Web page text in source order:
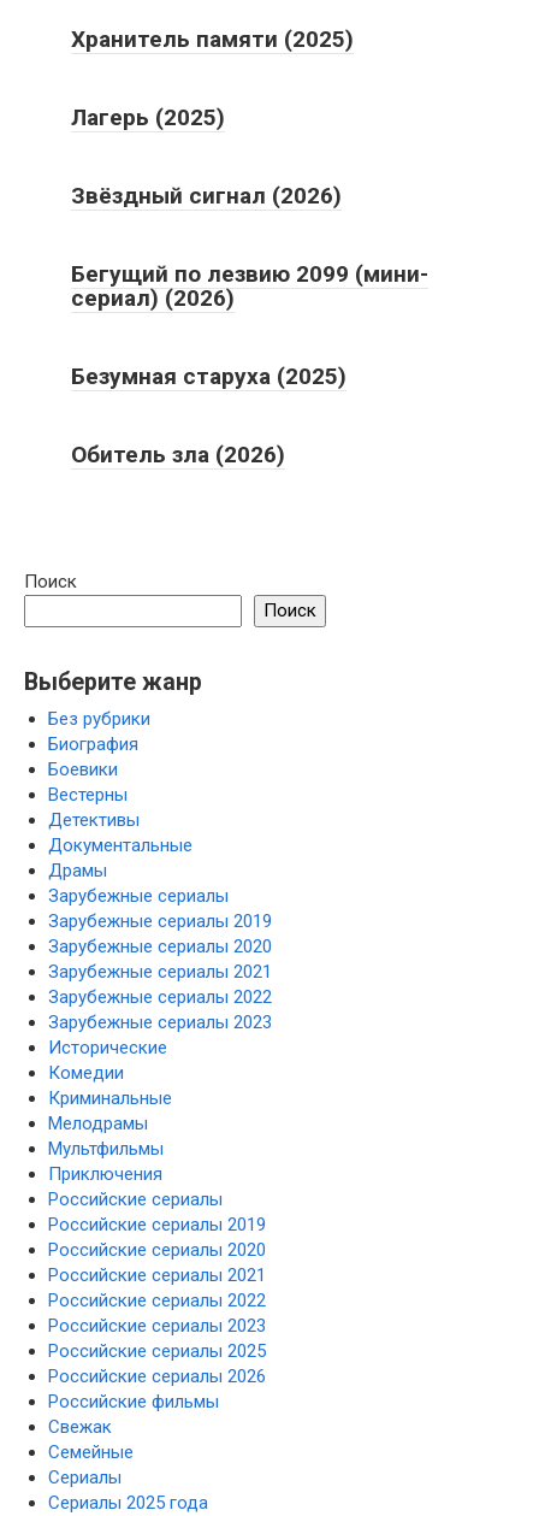
Хранитель памяти (2025)
Лагерь (2025)
Звёздный сигнал (2026)
Бегущий по лезвию 2099 (мини-
сериал) (2026)
Безумная старуха (2025)
Обитель зла (2026)
Поиск
Поиск
Выберите жанр
Без рубрики
Биография
Боевики
Вестерны
Детективы
Документальные
Драмы
Зарубежные сериалы
Зарубежные сериалы 2019
Зарубежные сериалы 2020
Зарубежные сериалы 2021
Зарубежные сериалы 2022
Зарубежные сериалы 2023
Исторические
Комедии
Криминальные
Мелодрамы
Мультфильмы
Приключения
Российские сериалы
Российские сериалы 2019
Российские сериалы 2020
Российские сериалы 2021
Российские сериалы 2022
Российские сериалы 2023
Российские сериалы 2025
Российские сериалы 2026
Российские фильмы
Свежак
Семейные
Сериалы
Сериалы 2025 года